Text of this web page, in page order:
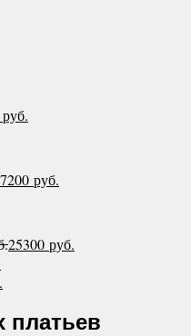
руб.
руб.
25300 руб.